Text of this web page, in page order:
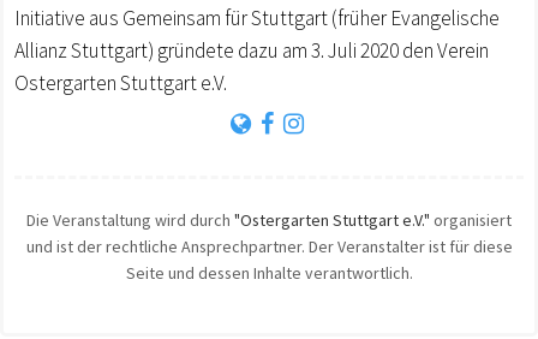
Initiative aus Gemeinsam für Stuttgart (früher Evangelische
Allianz Stuttgart) gründete dazu am 3. Juli 2020 den Verein
Ostergarten Stuttgart e.V.
Die Veranstaltung wird durch "Ostergarten Stuttgart e.V." organisiert
und ist der rechtliche Ansprechpartner. Der Veranstalter ist für diese
Seite und dessen Inhalte verantwortlich.